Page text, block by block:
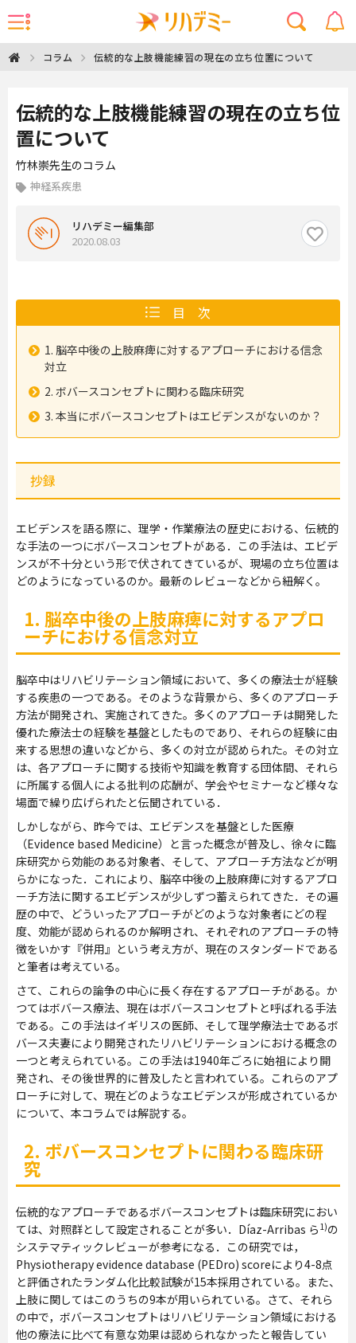
コラム 伝統的な上肢機能練習の現在の立ち位置について
伝統的な上肢機能練習の現在の立ち位
置について
竹林崇先生のコラム
神経系疾患
リハデミー編集部
2020.08.03
目 次
1. 脳卒中後の上肢麻痺に対するアプローチにおける信念
対立
2. ボバースコンセプトに関わる臨床研究
3. 本当にボバースコンセプトはエビデンスがないのか？
抄録
エビデンスを語る際に、理学・作業療法の歴史における、伝統的
な手法の一つにボバースコンセプトがある．この手法は、エビデ
ンスが不十分という形で伏されてきているが、現場の立ち位置は
どのようになっているのか。最新のレビューなどから紐解く。
1. 脳卒中後の上肢麻痺に対するアプロ
ーチにおける信念対立
脳卒中はリハビリテーション領域において、多くの療法士が経験
する疾患の一つである。そのような背景から、多くのアプローチ
方法が開発され、実施されてきた。多くのアプローチは開発した
優れた療法士の経験を基盤としたものであり、それらの経験に由
来する思想の違いなどから、多くの対立が認められた。その対立
は、各アプローチに関する技術や知識を教育する団体間、それら
に所属する個人による批判の応酬が、学会やセミナーなど様々な
場面で繰り広げられたと伝聞されている．
しかしながら、昨今では、エビデンスを基盤とした医療
（Evidence based Medicine）と言った概念が普及し、徐々に臨
床研究から効能のある対象者、そして、アプローチ方法などが明
らかになった．これにより、脳卒中後の上肢麻痺に対するアプロ
ーチ方法に関するエビデンスが少しずつ蓄えられてきた．その遍
歴の中で、どういったアプローチがどのような対象者にどの程
度、効能が認められるのか解明され、それぞれのアプローチの特
徴をいかす『併用』という考え方が、現在のスタンダードである
と筆者は考えている。
さて、これらの論争の中心に長く存在するアプローチがある。か
つてはボバース療法、現在はボバースコンセプトと呼ばれる手法
である。この手法はイギリスの医師、そして理学療法士であるボ
バース夫妻により開発されたリハビリテーションにおける概念の
一つと考えられている。この手法は1940年ごろに始祖により開
発され、その後世界的に普及したと言われている。これらのアプ
ローチに対して、現在どのようなエビデンスが形成されているか
について、本コラムでは解説する。
2. ボバースコンセプトに関わる臨床研
究
伝統的なアプローチであるボバースコンセプトは臨床研究におい
ては、対照群として設定されることが多い．Díaz-Arribas ら 1)の
システマティックレビューが参考になる．この研究では，
Physiotherapy evidence database (PEDro) scoreにより4-8点
と評価されたランダム化比較試験が15本採用されている。また、
上肢に関してはこのうちの9本が用いられている。さて、それら
の中で，ボバースコンセプトはリハビリテーション領域における
他の療法に比べて有意な効果は認められなかったと報告してい